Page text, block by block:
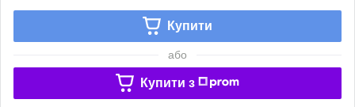
Купити
або
Купити з